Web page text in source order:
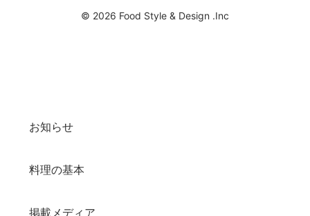
© 2026 Food Style & Design .Inc
お知らせ
料理の基本
掲載メディア